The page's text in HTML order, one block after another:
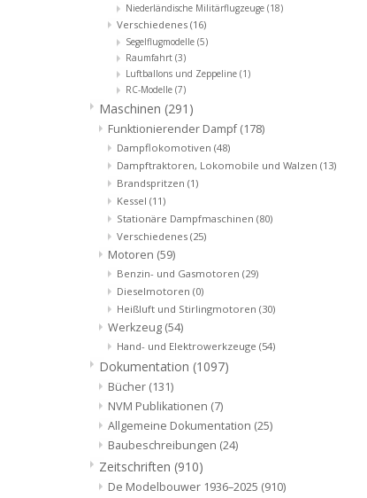
Niederländische Militärflugzeuge (18)
Verschiedenes (16)
Segelflugmodelle (5)
Raumfahrt (3)
Luftballons und Zeppeline (1)
RC-Modelle (7)
Maschinen (291)
Funktionierender Dampf(178)
Dampflokomotiven (48)
Dampftraktoren, Lokomobile und Walzen (13)
Brandspritzen (1)
Kessel (11)
Stationäre Dampfmaschinen (80)
Verschiedenes (25)
Motoren (59)
Benzin- und Gasmotoren (29)
Dieselmotoren (0)
Heißluft und Stirlingmotoren (30)
Werkzeug (54)
Hand- und Elektrowerkzeuge (54)
Dokumentation (1097)
Bücher (131)
NVM Publikationen (7)
Allgemeine Dokumentation (25)
Baubeschreibungen (24)
Zeitschriften (910)
De Modelbouwer 1936–2025 (910)